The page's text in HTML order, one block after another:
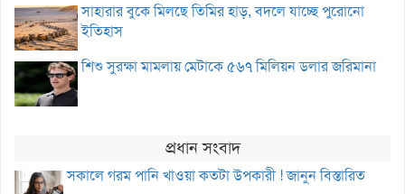
সাহারার বুকে মিলছে তিমির হাড়, বদলে যাচ্ছে পুরোনো
ইতিহাস
শিশু সুরক্ষা মামলায় মেটাকে ৫৬৭ মিলিয়ন ডলার জরিমানা
প্রধান সংবাদ
সকালে গরম পানি খাওয়া কতটা উপকারী ! জানুন বিস্তারিত